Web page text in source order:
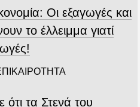
Οι εξαγωγές και
το έλλειμμα γιατί
τα Στενά του